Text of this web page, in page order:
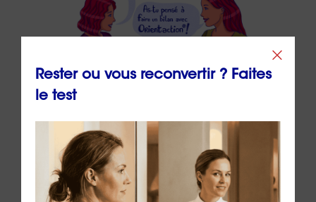
Rester ou vous reconvertir ? Faites
le test